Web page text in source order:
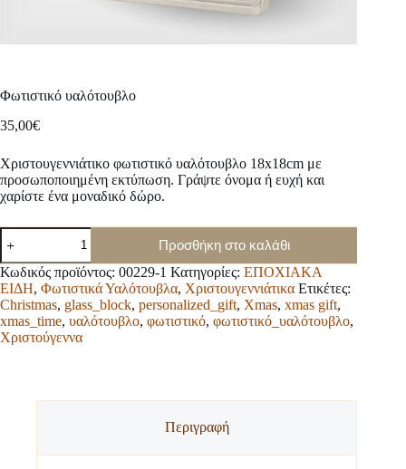
Φωτιστικό υαλότουβλο
35,00€
Χριστουγεννιάτικο φωτιστικό υαλότουβλο 18x18cm με
προσωποποιημένη εκτύπωση. Γράψτε όνομα ή ευχή και
χαρίστε ένα μοναδικό δώρο.
Φωτιστικό
υαλότουβλο
ποσότητα
Προσθήκη στο καλάθι
Κωδικός προϊόντος: 00229-1 Κατηγορίες: ΕΠΟΧΙΑΚΑ
ΕΙΔΗ, Φωτιστικά Υαλότουβλα, Χριστουγεννιάτικα Ετικέτες:
Christmas, glass_block, personalized_gift, Xmas, xmas gift,
xmas_time, υαλότουβλο, φωτιστικό, φωτιστικό_υαλότουβλο,
Χριστούγεννα
Περιγραφή